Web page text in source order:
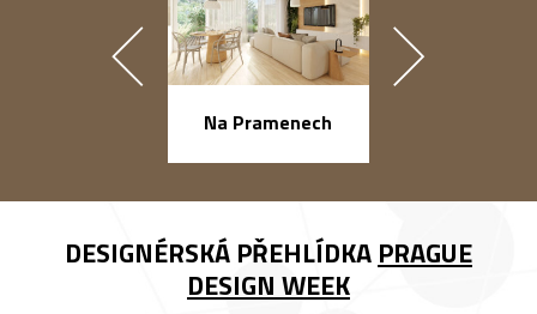
Na Pramenech
DESIGNÉRSKÁ PŘEHLÍDKA PRAGUE
DESIGN WEEK